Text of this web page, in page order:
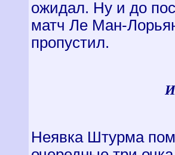
ожидал. Ну и до
матч Ле Ман-
пропустил.
Неявка Штурма